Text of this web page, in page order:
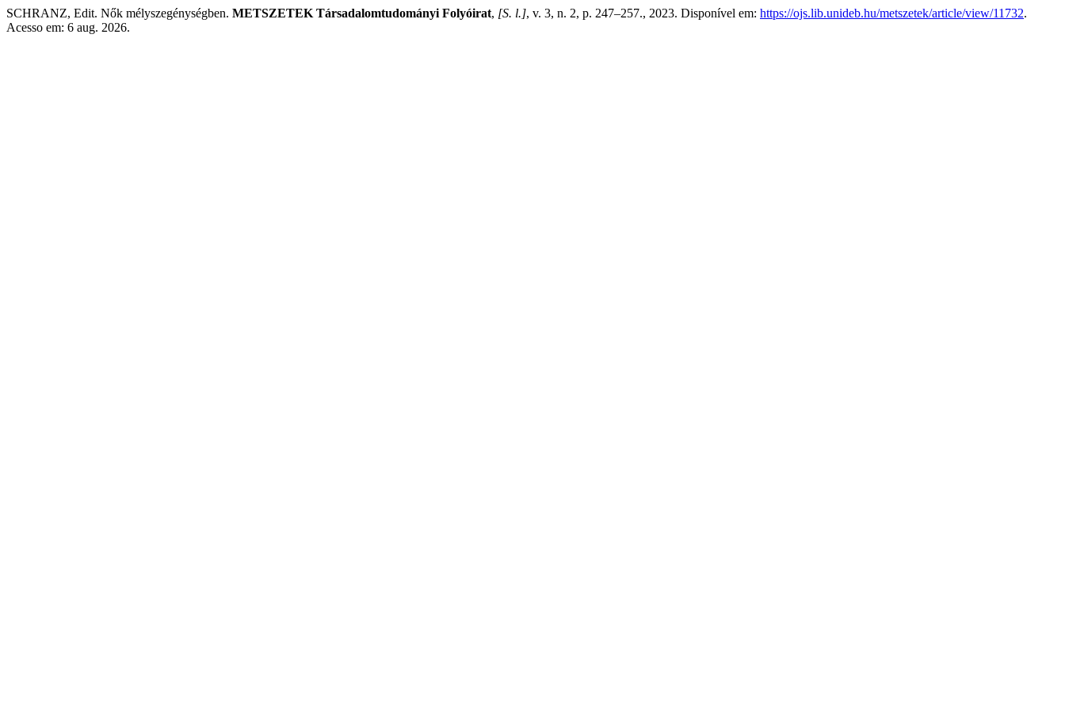
SCHRANZ, Edit. Nők mélyszegénységben. METSZETEK Társadalomtudományi Folyóirat, [S. l.], v. 3, n. 2, p. 247–257., 2023. Disponível em: https://ojs.lib.unideb.hu/metszetek/article/view/11732.
Acesso em: 6 aug. 2026.